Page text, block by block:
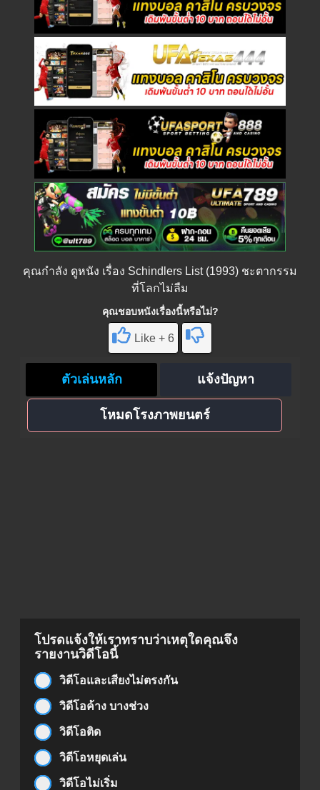
คุณกำลัง ดูหนัง เรื่อง Schindlers List (1993) ชะตากรรม
ที่โลกไม่ลืม
คุณชอบหนังเรื่องนี้หรือไม่?
Like + 6
ตัวเล่นหลัก แจ้งปัญหา
โหมดโรงภาพยนตร์
โปรดแจ้งให้เราทราบว่าเหตุใดคุณจึง
รายงานวิดีโอนี้
วิดีโอและเสียงไม่ตรงกัน
วิดีโอค้าง บางช่วง
วิดีโอติด
วิดีโอหยุดเล่น
วิดีโอไม่เริ่ม